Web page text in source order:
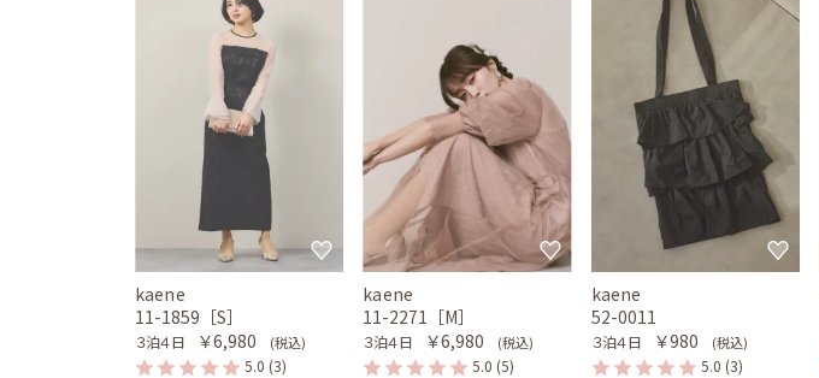
kaene
11-1859［S］
３泊４日 ￥6,980 (税込)
5.0 (3)
kaene
11-2271［M］
３泊４日 ￥6,980 (税込)
5.0 (5)
kaene
52-0011
３泊４日 ￥980 (税込)
5.0 (3)